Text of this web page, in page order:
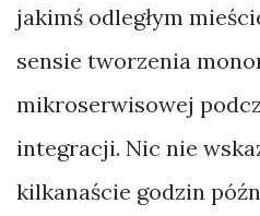
jakimś odległym
sensie tworzenia
mikroserwisowej
integracji. Nic nie
kilkanaście godzin
z
ulic
Vegas
Bikepacking
Gambia